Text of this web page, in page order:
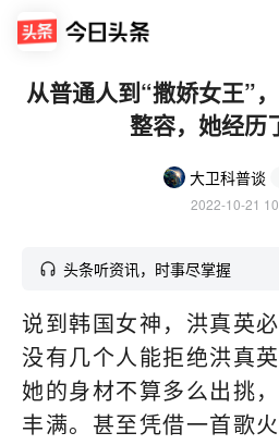
从普通人到“撒娇女王”
整容，她经历
大卫科普谈
2022-10-21
头条听资讯，时事尽掌握
说到韩国女神，洪真英
没有几个人能拒绝洪真
她的身材不算多么出挑
丰满。甚至凭借一首歌